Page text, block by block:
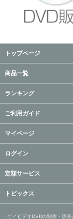
トップページ
商品一覧
ランキング
ご利用ガイド
マイページ
ログイン
定額サービス
トピックス
ゲイビデオDVDの制作・販